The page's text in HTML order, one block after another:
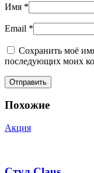
Имя *
Email *
Сохранить моё
последующих моих
Похожие
Акция